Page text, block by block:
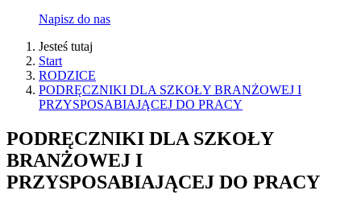
Napisz do nas
Jesteś tutaj
Start
RODZICE
PODRĘCZNIKI DLA SZKOŁY BRANŻOWEJ I
PRZYSPOSABIAJĄCEJ DO PRACY
PODRĘCZNIKI DLA SZKOŁY
BRANŻOWEJ I
PRZYSPOSABIAJĄCEJ DO PRACY